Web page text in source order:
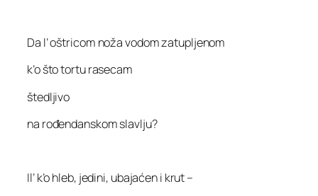
Da l’ oštricom noža vodom zatupljenom
k’o što tortu rasecam
štedljivo
na rođendanskom slavlju?
Il’ k’o hleb, jedini, ubajaćen i krut –